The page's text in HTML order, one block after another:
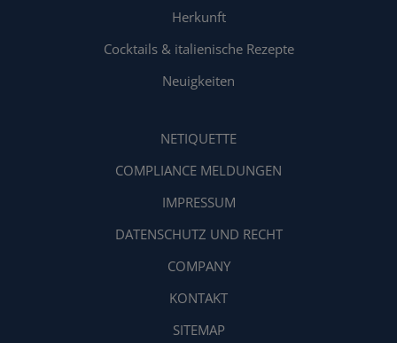
Herkunft
Cocktails & italienische Rezepte
Neuigkeiten
NETIQUETTE
COMPLIANCE MELDUNGEN
IMPRESSUM
DATENSCHUTZ UND RECHT
COMPANY
KONTAKT
SITEMAP